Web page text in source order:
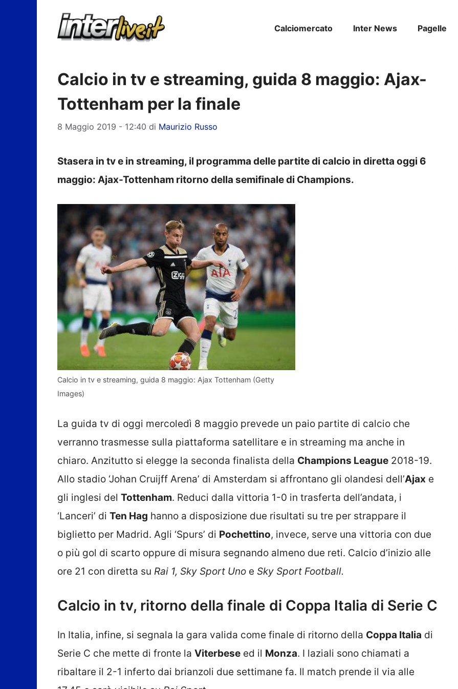
Calciomercato Inter News Pagelle
Calcio in tv e streaming, guida 8 maggio: Ajax-
Tottenham per la finale
8 Maggio 2019 - 12:40 di Maurizio Russo
Stasera in tv e in streaming, il programma delle partite di calcio in diretta oggi 6
maggio: Ajax-Tottenham ritorno della semifinale di Champions.
Calcio in tv e streaming, guida 8 maggio: Ajax Tottenham (Getty
Images)
La guida tv di oggi mercoledì 8 maggio prevede un paio partite di calcio che
verranno trasmesse sulla piattaforma satellitare e in streaming ma anche in
chiaro. Anzitutto si elegge la seconda finalista della Champions League 2018-19.
Allo stadio ‘Johan Cruijff Arena’ di Amsterdam si affrontano gli olandesi dell’Ajax e
gli inglesi del Tottenham. Reduci dalla vittoria 1-0 in trasferta dell’andata, i
‘Lanceri’ di Ten Hag hanno a disposizione due risultati su tre per strappare il
biglietto per Madrid. Agli ‘Spurs’ di Pochettino, invece, serve una vittoria con due
o più gol di scarto oppure di misura segnando almeno due reti. Calcio d’inizio alle
ore 21 con diretta su Rai 1, Sky Sport Uno e Sky Sport Football.
Calcio in tv, ritorno della finale di Coppa Italia di Serie C
In Italia, infine, si segnala la gara valida come finale di ritorno della Coppa Italia di
Serie C che mette di fronte la Viterbese ed il Monza. I laziali sono chiamati a
ribaltare il 2-1 inferto dai brianzoli due settimane fa. Il match prende il via alle